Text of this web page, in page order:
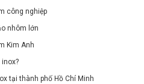
công nghiệp
nhôm lớn
Kim Anh
tại thành phố Hồ Chí Minh